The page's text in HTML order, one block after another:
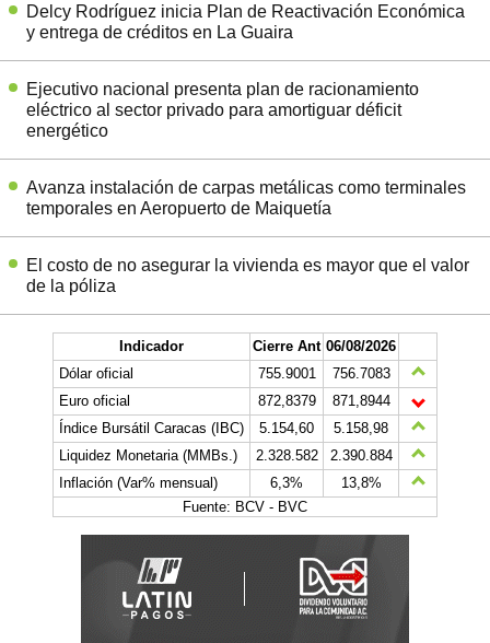
Delcy Rodríguez inicia Plan de Reactivación Económica
y entrega de créditos en La Guaira
Ejecutivo nacional presenta plan de racionamiento
eléctrico al sector privado para amortiguar déficit
energético
Avanza instalación de carpas metálicas como terminales
temporales en Aeropuerto de Maiquetía
El costo de no asegurar la vivienda es mayor que el valor
de la póliza
Indicador Cierre Ant 06/08/2026
Dólar oficial
755.9001
756.7083
Euro oficial
872,8379
871,8944
Índice Bursátil Caracas (IBC)
5.154,60
5.158,98
Liquidez Monetaria (MMBs.)
2.328.582
2.390.884
Inflación (Var% mensual)
6,3%
13,8%
Fuente: BCV - BVC